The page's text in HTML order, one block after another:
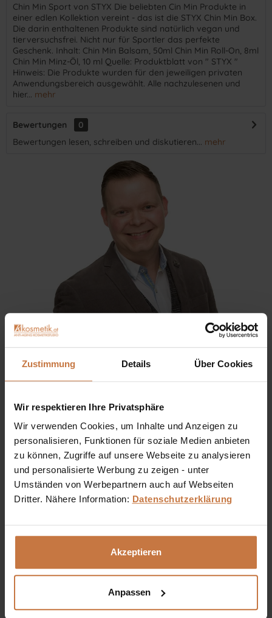
Zustimmung Details Über Cookies
Wir respektieren Ihre Privatsphäre
Wir verwenden Cookies, um Inhalte und Anzeigen zu
personalisieren, Funktionen für soziale Medien anbieten
zu können, Zugriffe auf unsere Webseite zu analysieren
und personalisierte Werbung zu zeigen - unter
Umständen von Werbepartnern auch auf Webseiten
Dritter. Nähere Information: Datenschutzerklärung
Akzeptieren
Anpassen
Chin Min Sport von STYX Die beliebten Cin Min Produkte in
einer edlen Kollektion vereint - das ist die STYX Chin Min Box.
Die darin enthaltenen Produkte sind natürlich vegan und
tierversuchsfrei. Nicht nur für Sportler das perfekte
Geschenk. Inhalt: Chin Min Balsam, 50ml Chin Min Roll-On, 8ml
Chin Min Minz-Öl, 10 ml Quelle: Produktblatt von " STYX "
Hinweis: Die Produkte wurden für den jeweiligen privaten
Anwendungsbereich ausgewählt. Alle nachzulesenen und
hier... mehr
Bewertungen
0
Bewertungen lesen, schreiben und diskutieren... mehr
Sie haben eine Frage? Sie wünschen sich eine
Produktberatung oder wollen nur wissen, wie man das
kosmetische Produkt richtig anwendet?
Ich stehe Ihnen gerne persönlich zur Verfügung:
+43 (0)699 17 310 310
Dennis Grischek, Inhaber Kosmetikstudio in Graz & kosmetik.at